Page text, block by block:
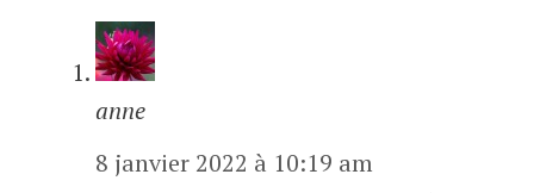
anne
8 janvier 2022 à 10:19 am